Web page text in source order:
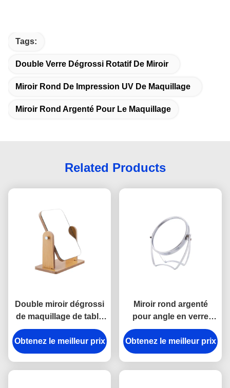
Tags:
Double Verre Dégrossi Rotatif De Miroir
Miroir Rond De Impression UV De Maquillage
Miroir Rond Argenté Pour Le Maquillage
Related Products
Double miroir dégrossi
de maquillage de table
ronde de rectangle
rotatif en bois de miroir
Obtenez le meilleur prix
Miroir rond argenté
pour angle en verre
dégrossi rotatif de
miroir de maquillage le
double
Obtenez le meilleur prix